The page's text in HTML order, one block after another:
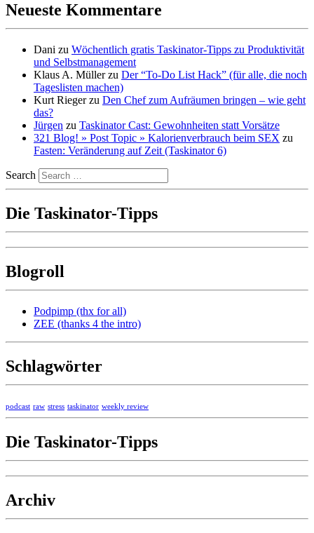
Neueste Kommentare
Dani zu Wöchentlich gratis Taskinator-Tipps zu Produktivität
und Selbstmanagement
Klaus A. Müllerzu Der “To-Do List Hack” (für alle, die noch
Tageslisten machen)
Kurt Riegerzu Den Chef zum Aufräumen bringen – wie geht
das?
Jürgen zu Taskinator Cast: Gewohnheiten statt Vorsätze
321 Blog! » Post Topic » Kalorienverbrauch beim SEX zu
Fasten: Veränderung auf Zeit (Taskinator 6)
Search
Die Taskinator-Tipps
Blogroll
Podpimp (thx for all)
ZEE (thanks 4 the intro)
Schlagwörter
podcast raw stress taskinator weekly review
Die Taskinator-Tipps
Archiv